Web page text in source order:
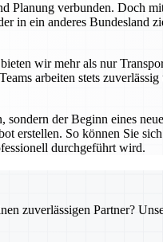
Planung verbunden. Doch
in ein anderes Bundesland
wir mehr als nur
arbeiten stets
sondern der Beginn eines
erstellen. So können Sie
durchgeführt wird.
zuverlässigen Partner?